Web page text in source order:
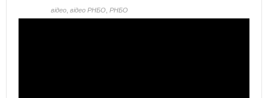
відео відео РНБО РНБО